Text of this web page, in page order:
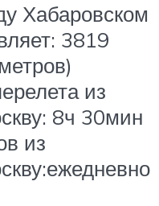
Хабаровском
3819
из
8ч 30мин
из